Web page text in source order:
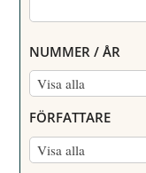
NUMMER / ÅR
Visa alla
N
M
M
FÖRFATTARE
Visa alla